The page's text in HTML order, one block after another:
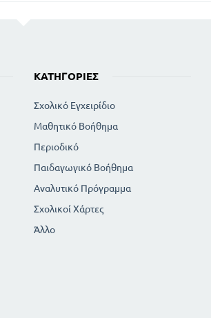
ΚΑΤΗΓΟΡΊΕΣ
Σχολικό Εγχειρίδιο
Μαθητικό Βοήθημα
Περιοδικό
Παιδαγωγικό Βοήθημα
Αναλυτικό Πρόγραμμα
Σχολικοί Χάρτες
Άλλο